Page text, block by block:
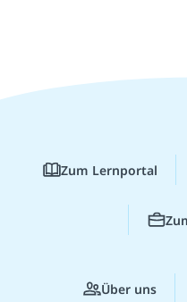
Zum Lernportal
Über uns